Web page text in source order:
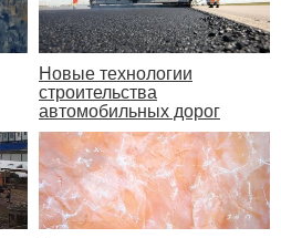
Новые технологии
строительства
автомобильных дорог